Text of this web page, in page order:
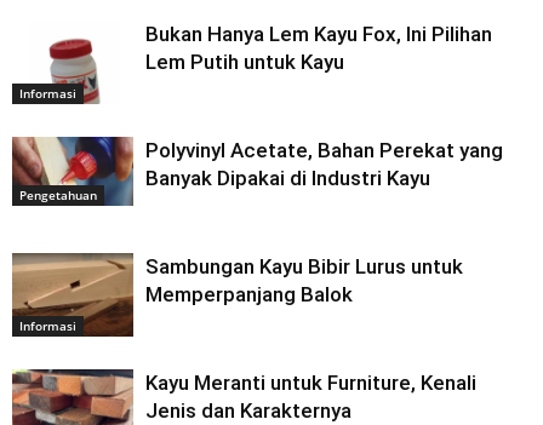
Informasi
Bukan Hanya Lem Kayu Fox, Ini Pilihan
Lem Putih untuk Kayu
Pengetahuan
Polyvinyl Acetate, Bahan Perekat yang
Banyak Dipakai di Industri Kayu
Informasi
Sambungan Kayu Bibir Lurus untuk
Memperpanjang Balok
Kayu Meranti untuk Furniture, Kenali
Jenis dan Karakternya